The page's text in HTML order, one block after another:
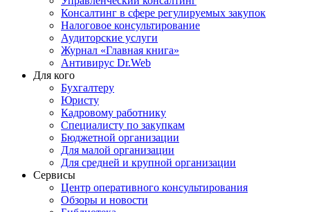
Консалтинг в сфере регулируемых закупок
Налоговое консультирование
Аудиторские услуги
Журнал «Главная книга»
Антивирус Dr.Web
Для кого
Бухгалтеру
Юристу
Кадровому работнику
Специалисту по закупкам
Бюджетной организации
Для малой организации
Для средней и крупной организации
Сервисы
Центр оперативного консультирования
Обзоры и новости